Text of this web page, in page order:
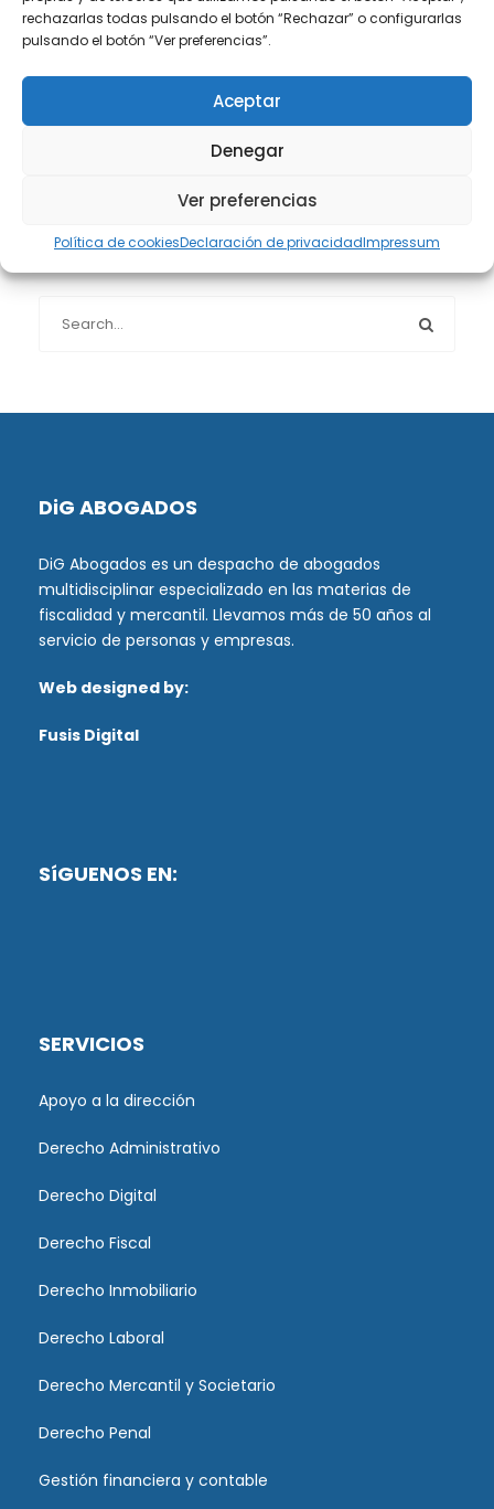
rechazarlas todas pulsando el botón “Rechazar” o configurarlas
pulsando el botón “Ver preferencias”.
Aceptar
Denegar
Ver preferencias
Política de cookiesDeclaración de privacidadImpressum
Protección de datos(40)
DiG ABOGADOS
DiG Abogados es un despacho de abogados
multidisciplinar especializado en las materias de
fiscalidad y mercantil. Llevamos más de 50 años al
servicio de personas y empresas.
Web designed by:
Fusis Digital
SíGUENOS EN:
SERVICIOS
Apoyo a la dirección
Derecho Administrativo
Derecho Digital
Derecho Fiscal
Derecho Inmobiliario
Derecho Laboral
Derecho Mercantil y Societario
Derecho Penal
Gestión financiera y contable